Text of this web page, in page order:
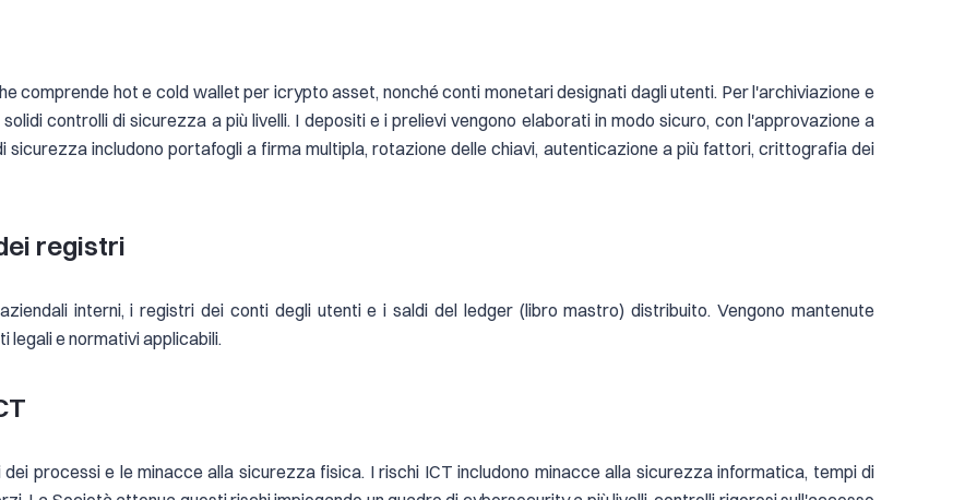
comprende hot e cold wallet per icrypto asset, nonché conti monetari designati dagli utenti. Per l'archiviazione e
controlli di sicurezza a più livelli. I depositi e i prelievi vengono elaborati in modo sicuro, con l'approvazione a
sicurezza includono portafogli a firma multipla, rotazione delle chiavi, autenticazione a più fattori, crittografia dei
registri
interni, i registri dei conti degli utenti e i saldi del ledger (libro mastro) distribuito. Vengono mantenute
legali e normativi applicabili.
processi e le minacce alla sicurezza fisica. I rischi ICT includono minacce alla sicurezza informatica, tempi di